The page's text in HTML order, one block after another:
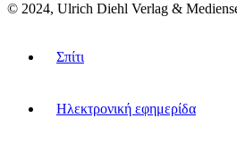
© 2024, Ulrich Diehl Verlag &
Σπίτι
Ηλεκτρονική εφημερίδα